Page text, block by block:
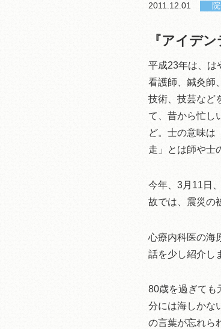
2011.12.01
『アイデ
平成23年は、は
看護師、鍼灸師
技術、技芸など
て、昔から忙し
ど。士の意味は
走」とは師や士
今年、3月11日
故では、震災の
心療内科医の海
話を少し紹介し
80歳を過ぎても
分には海しかな
の言葉が忘れら